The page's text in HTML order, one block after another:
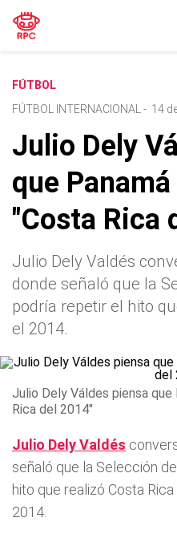
FÚTBOL
FÚTBOL INTERNACIONAL
- 14
Julio Dely
que
"Costa Rica
Julio Dely Valdés
donde señaló que la
podría repetir el hito
el 2014.
Julio Dely Váldes piensa
Rica del 2014"
Julio Dely Valdés
señaló que la Selección
hito que realizó Costa
2014.